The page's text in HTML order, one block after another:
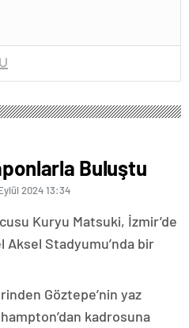
Buluştu
2024 13:34
Kuryu Matsuki, İzmir’de
Aksel Stadyumu’nda bir
Göztepe’nin yaz
kadrosuna